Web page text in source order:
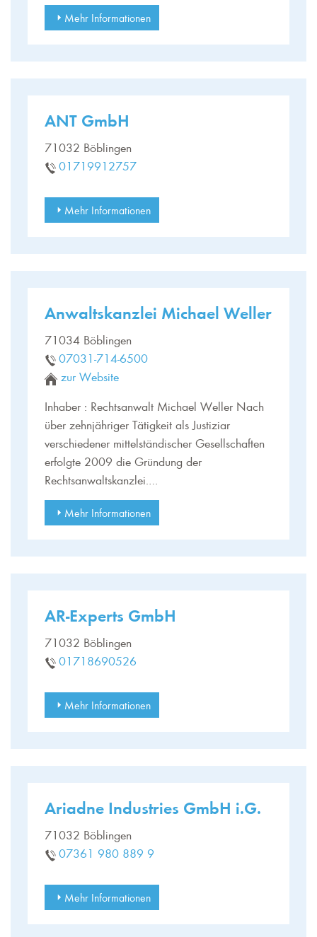
Mehr Informationen
ANT GmbH
Mehr Informationen
71032 Böblingen
01719912757
Anwaltskanzlei Michael Weller
Inhaber : Rechtsanwalt Michael Weller Nach
über zehnjähriger Tätigkeit als Justiziar
verschiedener mittelständischer Gesellschaften
erfolgte 2009 die Gründung der
Rechtsanwaltskanzlei.…
Mehr Informationen
71034 Böblingen
07031-714-6500
zur Website
AR-Experts GmbH
Mehr Informationen
71032 Böblingen
01718690526
Ariadne Industries GmbH i.G.
Mehr Informationen
71032 Böblingen
07361 980 889 9